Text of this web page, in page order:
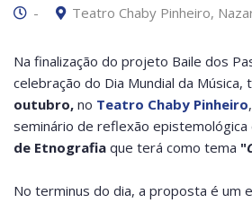
- Teatro Chaby Pinheiro,
Na finalização do projeto Baile dos
celebração do Dia Mundial da Música,
outubro, no Teatro Chaby Pinheiro
seminário de reflexão epistemológica
de Etnografia que terá como tema "
No terminus do dia, a proposta é um